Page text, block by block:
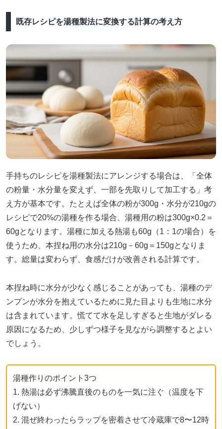
既存レシピを湯種製法に変換する計算の考え方
手持ちのレシピを湯種製法にアレンジする場合は、「全体
の粉量・水分量を変えず、一部を先取りして加工する」考
え方が基本です。たとえば全体の粉が300g・水分が210gの
レシピで20%の湯種を作る場合、湯種用の粉は300g×0.2＝
60gとなります。湯種に加える熱湯も60g（1：1の場合）を
使うため、本捏ね用の水分は210g－60g＝150gとなりま
す。総量は変わらず、食感だけが改善される計算です。
本捏ね時に水分が少なく感じることがあっても、湯種のデ
ンプンが水分を抱えているために見た目よりも生地に水分
は含まれています。慌てて水を足しすぎると生地がダレる
原因になるため、少しずつ様子を見ながら調整するとよい
でしょう。
湯種作りのポイント3つ
1. 熱湯は必ず沸騰直後のものを一気に注ぐ（温度を下
げない）
2. 混ぜ終わったらラップを密着させて冷蔵庫で8〜12時